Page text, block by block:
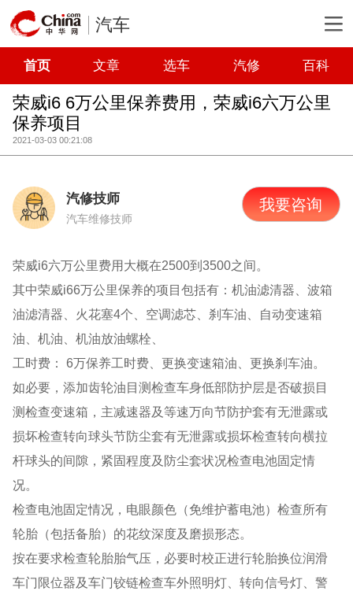
汽车
首页 文章 选车 汽修 百科
荣威i6 6万公里保养费用，荣威i6六万公里
保养项目
2021-03-03 00:21:08
汽修技师
汽车维修技师
我要咨询
荣威i6六万公里费用大概在2500到3500之间。
其中荣威i66万公里保养的项目包括有：机油滤清器、波箱
油滤清器、火花塞4个、空调滤芯、刹车油、自动变速箱
油、机油、机油放油螺栓、
工时费： 6万保养工时费、更换变速箱油、更换刹车油。
如必要，添加齿轮油目测检查车身低部防护层是否破损目
测检查变速箱，主减速器及等速万向节防护套有无泄露或
损坏检查转向球头节防尘套有无泄露或损坏检查转向横拉
杆球头的间隙，紧固程度及防尘套状况检查电池固定情
况。
检查电池固定情况，电眼颜色（免维护蓄电池）检查所有
轮胎（包括备胎）的花纹深度及磨损形态。
按在要求检查轮胎胎气压，必要时校正进行轮胎换位润滑
车门限位器及车门铰链检查车外照明灯、转向信号灯、警